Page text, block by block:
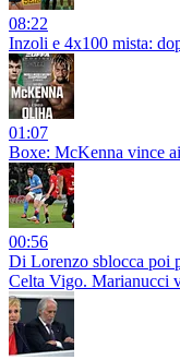
08:22
Inzoli e 4x100 mista:
01:07
Boxe: McKenna vince
00:56
Di Lorenzo sblocca poi
Celta Vigo. Marianucci